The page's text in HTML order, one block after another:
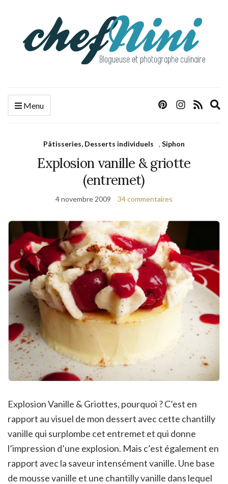
Menu
Pâtisseries, Desserts individuels , Siphon
Explosion vanille & griotte
(entremet)
4 novembre 2009 34 commentaires
Explosion Vanille & Griottes, pourquoi ? C’est en
rapport au visuel de mon dessert avec cette chantilly
vanille qui surplombe cet entremet et qui donne
l’impression d’une explosion. Mais c’est également en
rapport avec la saveur intensément vanille. Une base
de mousse vanille et une chantilly vanille dans lequel